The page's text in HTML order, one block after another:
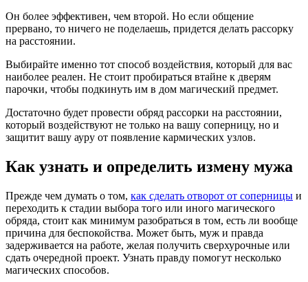
Он более эффективен, чем второй. Но если общение
прервано, то ничего не поделаешь, придется делать рассорку
на расстоянии.
Выбирайте именно тот способ воздействия, который для вас
наиболее реален. Не стоит пробираться втайне к дверям
парочки, чтобы подкинуть им в дом магический предмет.
Достаточно будет провести обряд рассорки на расстоянии,
который воздействуют не только на вашу соперницу, но и
защитит вашу ауру от появление кармических узлов.
Как узнать и определить измену мужа
Прежде чем думать о том, как сделать отворот от соперницы и
переходить к стадии выбора того или иного магического
обряда, стоит как минимум разобраться в том, есть ли вообще
причина для беспокойства. Может быть, муж и правда
задерживается на работе, желая получить сверхурочные или
сдать очередной проект. Узнать правду помогут несколько
магических способов.